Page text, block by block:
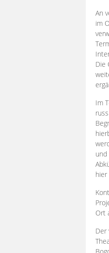
An
im
Die
Im
und
Ort
Der